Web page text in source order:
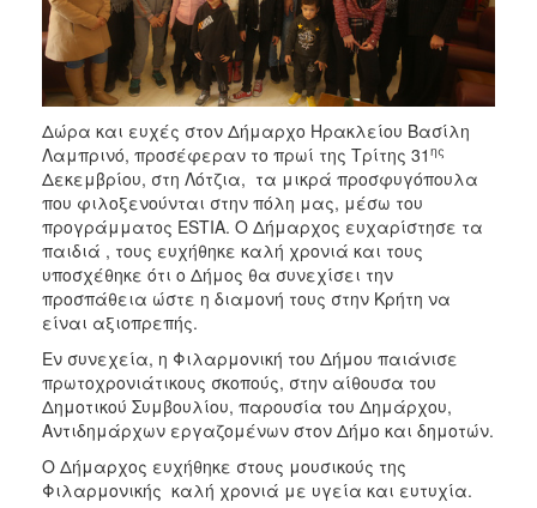
ΔΗΜΟΤΗΣ
ΕΠΙΣΚΕΠΤΗΣ
ΗΡΑΚΛΕΙΟΔώρα και ευχές στον Δήμαρχο Ηρακλείου Βασίλη
Λαμπρινό, προσέφεραν το πρωί της Τρίτης 31 ης
Δεκεμβρίου, στη Λότζια, τα μικρά προσφυγόπουλα
που φιλοξενούνται στην πόλη μας, μέσω του
προγράμματος ESTIA. Ο Δήμαρχος ευχαρίστησε τα
παιδιά , τους ευχήθηκε καλή χρονιά και τους
υποσχέθηκε ότι ο Δήμος θα συνεχίσει την
προσπάθεια ώστε η διαμονή τους στην Κρήτη να
είναι αξιοπρεπής.
Εν συνεχεία, η Φιλαρμονική του Δήμου παιάνισε
πρωτοχρονιάτικους σκοπούς, στην αίθουσα του
Δημοτικού Συμβουλίου, παρουσία του Δημάρχου,
Αντιδημάρχων εργαζομένων στον Δήμο και δημοτών.
Ο Δήμαρχος ευχήθηκε στους μουσικούς της
Φιλαρμονικής καλή χρονιά με υγεία και ευτυχία.